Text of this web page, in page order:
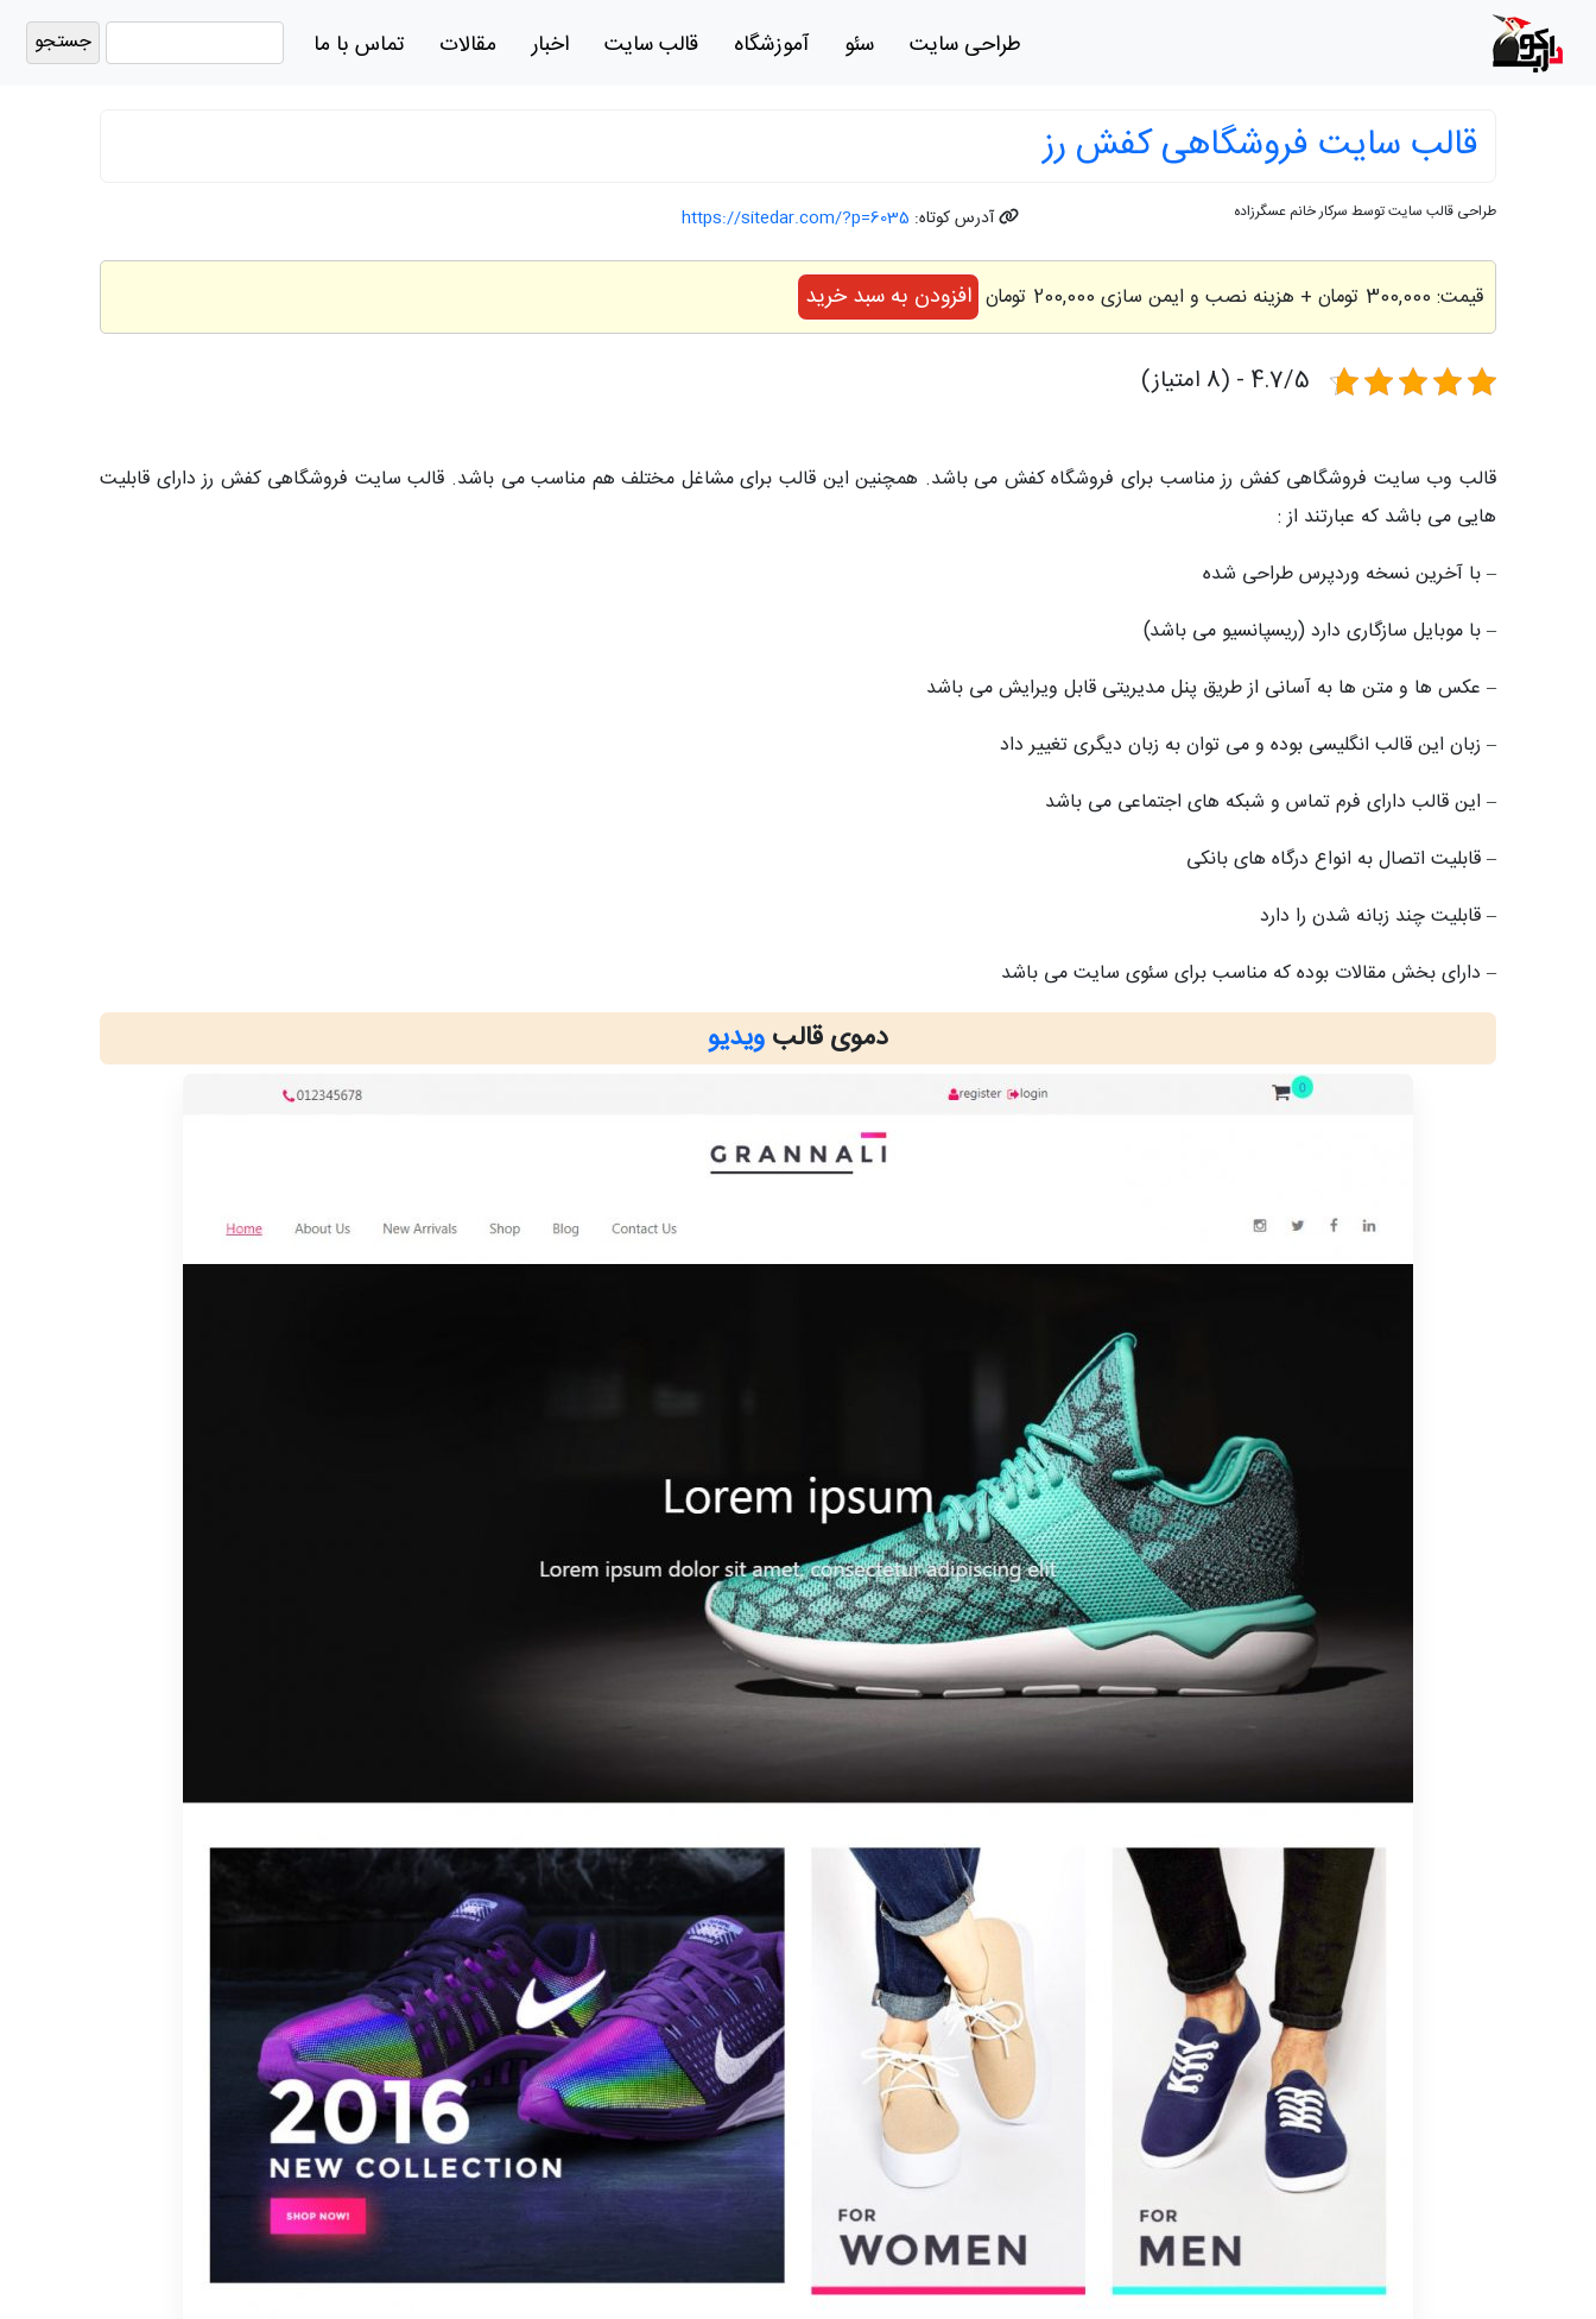
طراحی سایت سئو آموزشگاه قالب سایت اخبار مقالات تماس با ما
قالب سایت فروشگاهی کفش رز
طراحی قالب سایت توسط سرکار خانم عسگرزاده آدرس کوتاه: https://sitedar.com/?p=6035
قیمت: 300,000 تومان + هزینه نصب و ایمن سازی 200,000 تومان افزودن به سبد خرید
4.7/5 - (8 امتیاز)
قالب وب سایت فروشگاهی کفش رز مناسب برای فروشگاه کفش می باشد. همچنین این قالب برای مشاغل مختلف هم مناسب می باشد. قالب سایت فروشگاهی کفش رز دارای قابلیت
هایی می باشد که عبارتند از :
– با آخرین نسخه وردپرس طراحی شده
– با موبایل سازگاری دارد (ریسپانسیو می باشد)
– عکس ها و متن ها به آسانی از طریق پنل مدیریتی قابل ویرایش می باشد
– زبان این قالب انگلیسی بوده و می توان به زبان دیگری تغییر داد
– این قالب دارای فرم تماس و شبکه های اجتماعی می باشد
– قابلیت اتصال به انواع درگاه های بانکی
– قابلیت چند زبانه شدن را دارد
– دارای بخش مقالات بوده که مناسب برای سئوی سایت می باشد
دموی قالبویدیو